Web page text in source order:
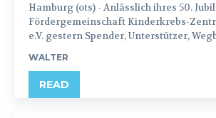
Hamburg (ots) - Anlässlich ihres 50. Jubiläums lud die
Fördergemeinschaft Kinderkrebs-
e.V. gestern Spender, Unterstützer,
WALTER
READ